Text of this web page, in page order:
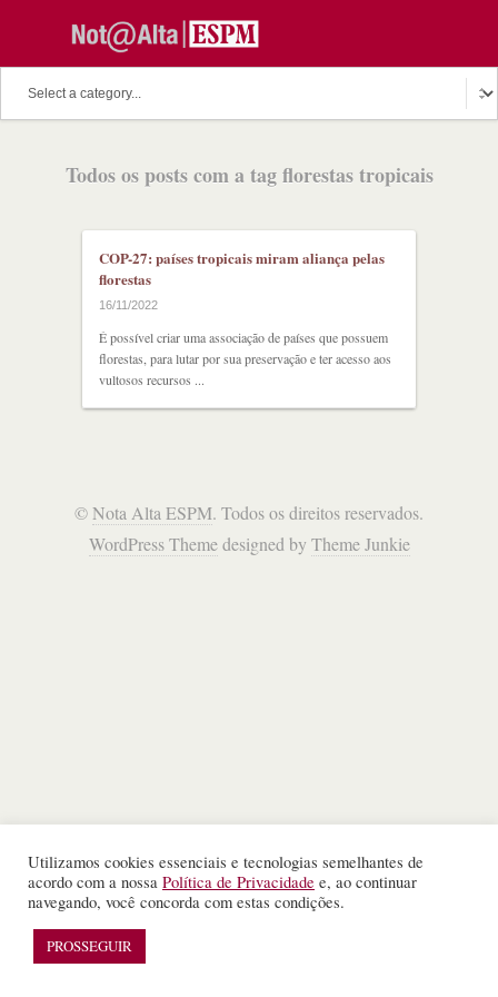
Todos os posts com a tag florestas tropicais
COP-27: países tropicais miram aliança pelas
florestas
16/11/2022
É possível criar uma associação de países que possuem
florestas, para lutar por sua preservação e ter acesso aos
vultosos recursos ...
©Nota Alta ESPM. Todos os direitos reservados.
WordPress Themedesigned by Theme Junkie
Utilizamos cookies essenciais e tecnologias semelhantes de
acordo com a nossa Política de Privacidade e, ao continuar
navegando, você concorda com estas condições.
PROSSEGUIR